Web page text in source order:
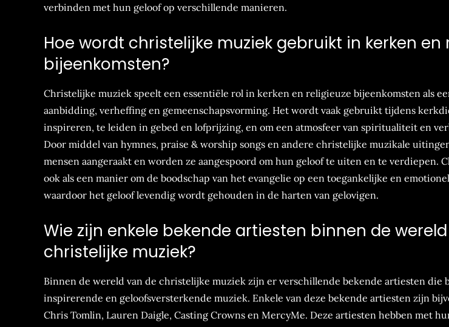
verbinden met hun geloof op verschillende manieren.
Hoe wordt christelijke muziek gebruikt in kerken en
bijeenkomsten?
Christelijke muziek speelt een essentiële rol in kerken en religieuze bijeenkomsten als
aanbidding, verheffing en gemeenschapsvorming. Het wordt vaak gebruikt tijdens
inspireren, te leiden in gebed en lofprijzing, en om een atmosfeer van spiritualiteit en
Door middel van hymnes, praise & worship songs en andere christelijke muzikale
mensen aangeraakt en worden ze aangespoord om hun geloof te uiten en te verdiepen.
ook als een manier om de boodschap van het evangelie op een toegankelijke en
waardoor het geloof levendig wordt gehouden in de harten van gelovigen.
Wie zijn enkele bekende artiesten binnen de
christelijke muziek?
Binnen de wereld van de christelijke muziek zijn er verschillende bekende artiesten die
inspirerende en geloofsversterkende muziek. Enkele van deze bekende artiesten zijn
Chris Tomlin, Lauren Daigle, Casting Crowns en MercyMe. Deze artiesten hebben met